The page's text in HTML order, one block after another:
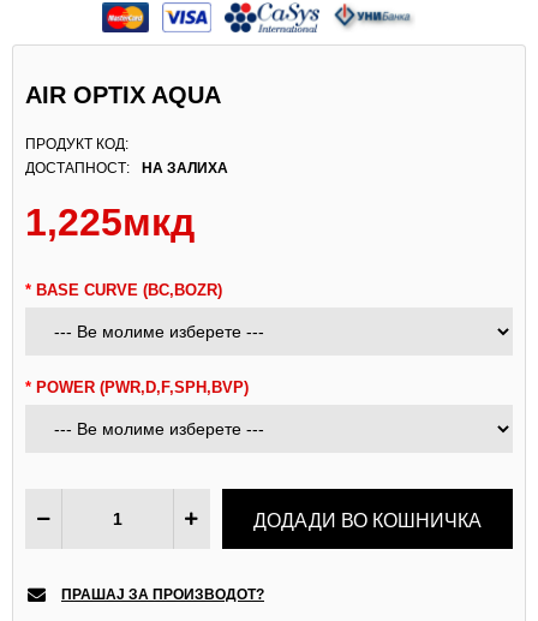
AIR OPTIX AQUA
ПРОДУКТ КОД:
ДОСТАПНОСТ:
НА ЗАЛИХА
1,225мкд
BASE CURVE (BC,BOZR)
POWER (PWR,D,F,SPH,BVP)
ПРАШАЈ ЗА ПРОИЗВОДОТ?